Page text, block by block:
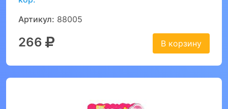
Артикул: 88005
266 В корзину